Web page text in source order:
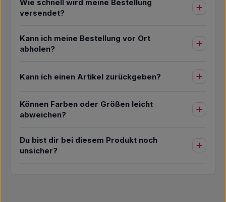
Wie schnell wird meine Bestellung
versendet?
Kann ich meine Bestellung vor Ort
abholen?
Kann ich einen Artikel zurückgeben?
Können Farben oder Größen leicht
abweichen?
Du bist dir bei diesem Produkt noch
unsicher?